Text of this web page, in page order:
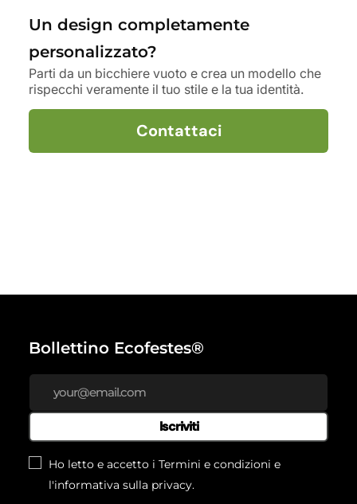
Un design completamente
personalizzato?
Parti da un bicchiere vuoto e crea un modello che
rispecchi veramente il tuo stile e la tua identità.
Contattaci
Bollettino Ecofestes®
Iscriviti
Ho letto e accetto i Termini e condizioni e
l'informativa sulla privacy.